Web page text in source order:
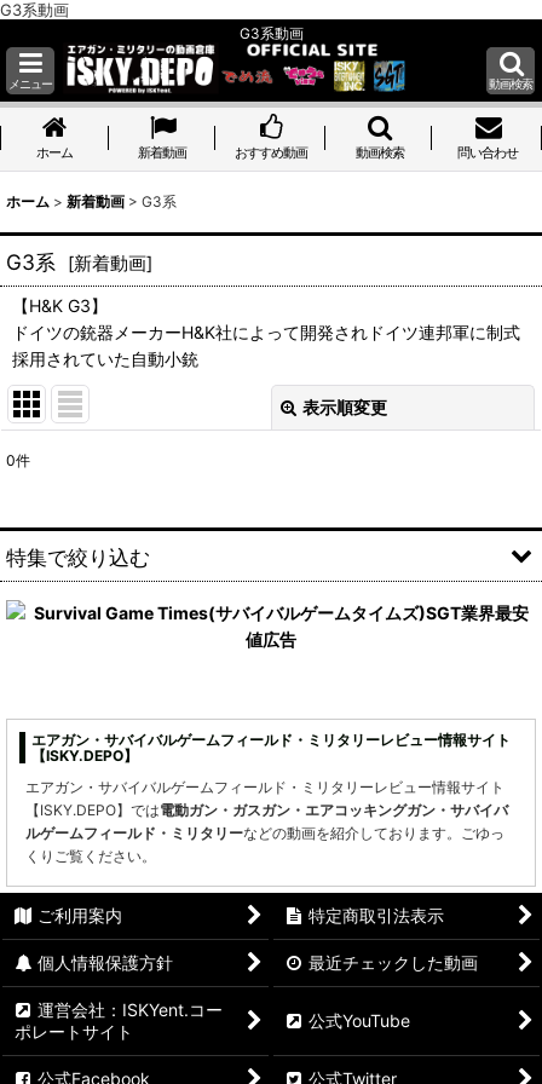
G3系動画
G3系動画
メニュー ホーム
動画検索
ホーム 新着動画 おすすめ動画 動画検索 問い合わせ
ホーム > 新着動画 > G3系
G3系 [新着動画]
【H&K G3】
ドイツの銃器メーカーH&K社によって開発されドイツ連邦軍に制式
採用されていた自動小銃
表示順変更
並び順 :
絞り込む
0件
特集で絞り込む
アサルトライフル
EBR
スナイパーライフル
DMR
AMR
サブマシンガン
PDW
PDR
エアガン・サバイバルゲームフィールド・ミリタリーレビュー情報サイト
【ISKY.DEPO】
エアガン・サバイバルゲームフィールド・ミリタリーレビュー情報サイト
【ISKY.DEPO】では電動ガン・ガスガン・エアコッキングガン・サバイバ
ルゲームフィールド・ミリタリーなどの動画を紹介しております。ごゆっ
くりご覧ください。
ご利用案内 特定商取引法表示
個人情報保護方針 最近チェックした動画
運営会社：ISKYent.コー
ポレートサイト
公式YouTube
公式Facebook 公式Twitter